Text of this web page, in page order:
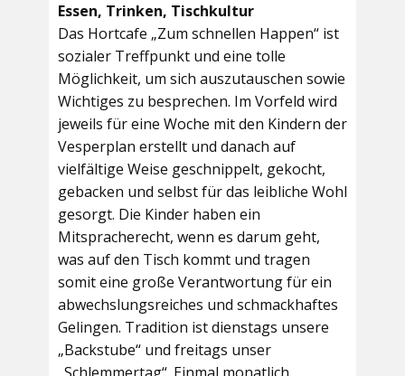
Essen, Trinken, Tischkultur
Das Hortcafe „Zum schnellen Happen“ ist
sozialer Treffpunkt und eine tolle
Möglichkeit, um sich auszutauschen sowie
Wichtiges zu besprechen. Im Vorfeld wird
jeweils für eine Woche mit den Kindern der
Vesperplan erstellt und danach auf
vielfältige Weise geschnippelt, gekocht,
gebacken und selbst für das leibliche Wohl
gesorgt. Die Kinder haben ein
Mitspracherecht, wenn es darum geht,
was auf den Tisch kommt und tragen
somit eine große Verantwortung für ein
abwechslungsreiches und schmackhaftes
Gelingen. Tradition ist dienstags unsere
„Backstube“ und freitags unser